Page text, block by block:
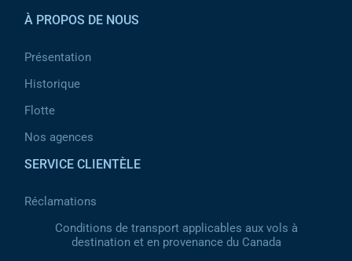
À PROPOS DE NOUS
Présentation
Historique
Flotte
Nos agences
SERVICE CLIENTÈLE
Réclamations
Conditions de transport applicables aux vols à
destination et en provenance du Canada